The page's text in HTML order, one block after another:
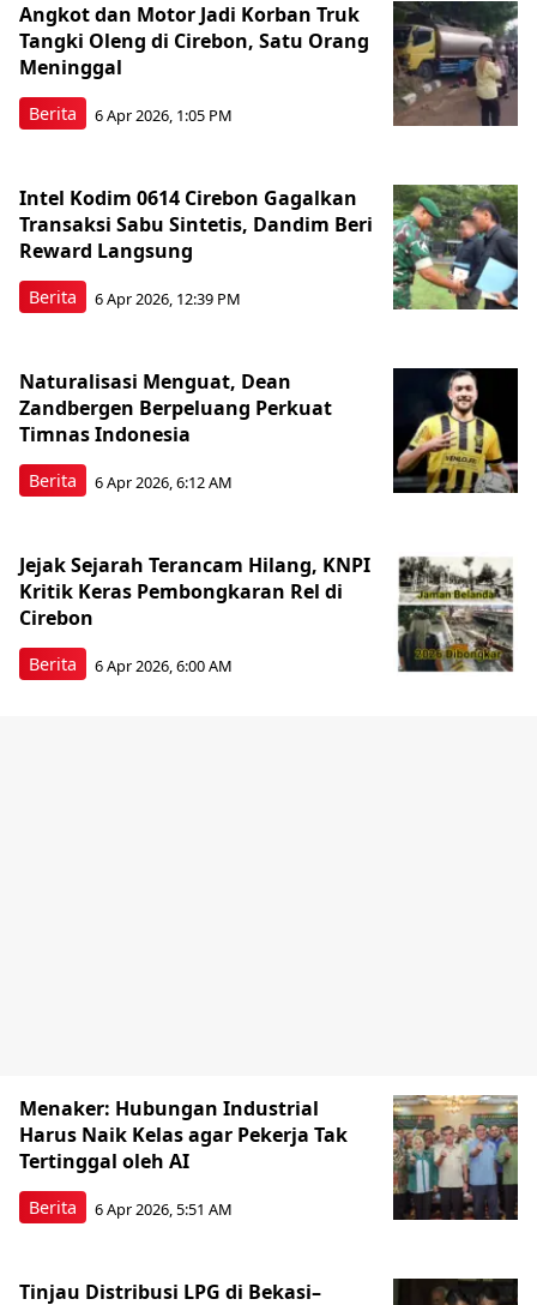
Berita
Angkot dan Motor Jadi Korban Truk
Tangki Oleng di Cirebon, Satu Orang
Meninggal
6 Apr 2026, 1:05 PM
Berita
Intel Kodim 0614 Cirebon Gagalkan
Transaksi Sabu Sintetis, Dandim Beri
Reward Langsung
6 Apr 2026, 12:39 PM
Berita
Naturalisasi Menguat, Dean
Zandbergen Berpeluang Perkuat
Timnas Indonesia
6 Apr 2026, 6:12 AM
Berita
Jejak Sejarah Terancam Hilang, KNPI
Kritik Keras Pembongkaran Rel di
Cirebon
6 Apr 2026, 6:00 AM
Berita
Menaker: Hubungan Industrial
Harus Naik Kelas agar Pekerja Tak
Tertinggal oleh AI
6 Apr 2026, 5:51 AM
Tinjau Distribusi LPG di Bekasi–